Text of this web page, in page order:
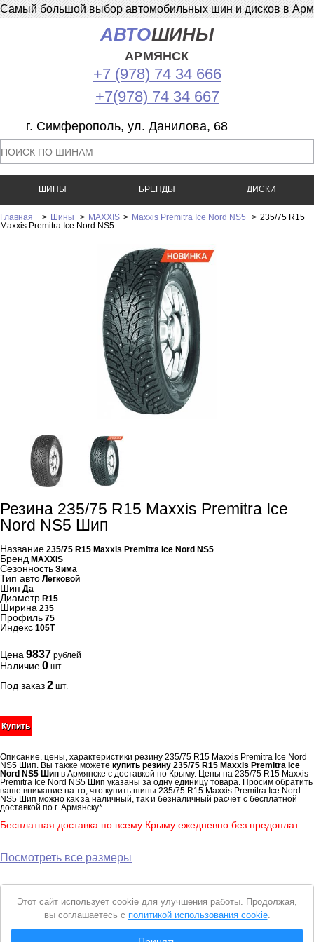
Самый большой выбор автомобильных шин и дисков в
АВТОШИНЫ
АРМЯНСК
+7 (978) 74 34 666
+7(978) 74 34 667
г. Симферополь, ул. Данилова, 68
ШИНЫ БРЕНДЫ ДИСКИ
Главная > Шины > MAXXIS > Maxxis Premitra Ice Nord NS5 > 235/75 R15
Maxxis Premitra Ice Nord NS5
Резина 235/75 R15 Maxxis Premitra Ice
Nord NS5 Шип
Название 235/75 R15 Maxxis Premitra Ice Nord NS5
Бренд MAXXIS
Сезонность Зима
Тип авто Легковой
Шип Да
Диаметр R15
Ширина 235
Профиль 75
Индекс 105T
Цена 9837 рублей
Наличие0 шт.
Под заказ2 шт.
Купить
Описание, цены, характеристики резину 235/75 R15 Maxxis Premitra Ice Nord
NS5 Шип. Вы также можете купить резину 235/75 R15 Maxxis Premitra Ice
Nord NS5 Шип в Армянске с доставкой по Крыму. Цены на 235/75 R15 Maxxis
Premitra Ice Nord NS5 Шип указаны за одну единицу товара. Просим обратить
ваше внимание на то, что купить шины 235/75 R15 Maxxis Premitra Ice Nord
NS5 Шип можно как за наличный, так и безналичный расчет с бесплатной
доставкой по г. Армянску*.
Бесплатная доставка по всему Крыму ежедневно без предоплат.
Посмотреть все размеры
Уведомление
cookie
Этот сайт использует cookie для улучшения работы. Продолжая,
вы соглашаетесь с политикой использования cookie.